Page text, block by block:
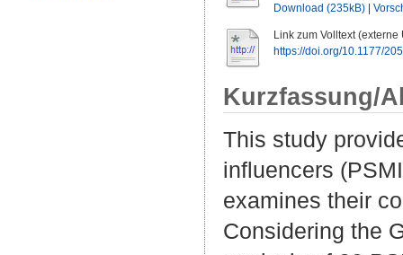
Download (235kB)
Link zum Volltext (externe
https://doi.org/10.1177/
Kurzfassung/
This study
influencers
examines their
Considering the